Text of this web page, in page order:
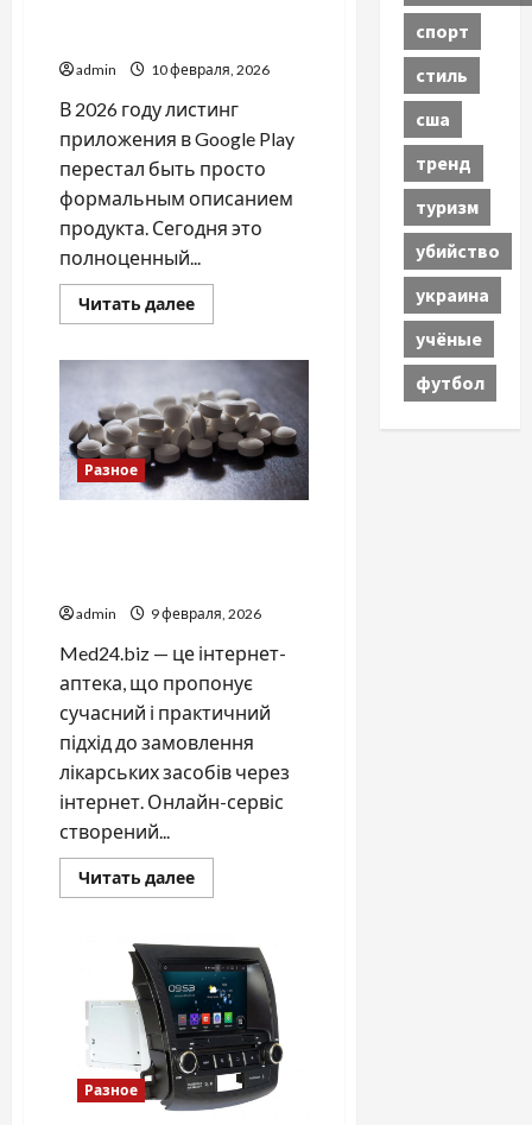
admin 10 февраля, 2026
В 2026 году листинг
приложения в Google Play
перестал быть просто
формальным описанием
продукта. Сегодня это
полноценный...
Читать далееПрочитать
больше
Google
Play
2026:
синергия
листинга,
конверсии
и
качества
Разное
admin 9 февраля, 2026
Med24.biz — це інтернет-
аптека, що пропонує
сучасний і практичний
підхід до замовлення
лікарських засобів через
інтернет. Онлайн-сервіс
створений...
Читать далееПрочитать
больше
аптека
Med24.biz
—
зручний
формат
купівлі
ліків
онлайн
по
Україні
Разное
спорт
стиль
сша
тренд
туризм
убийство
украина
учёные
футбол